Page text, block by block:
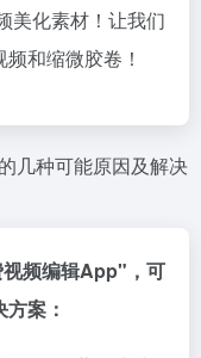
美化素材！让我们
和缩微胶卷！
几种可能原因及解决
频编辑App"，可
案：